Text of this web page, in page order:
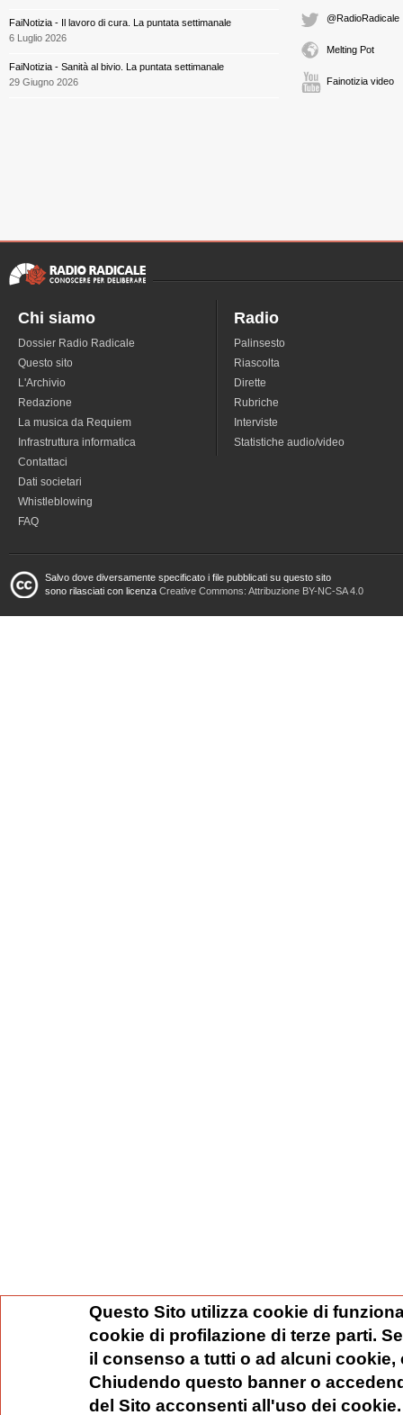
FaiNotizia - Il lavoro di cura. La puntata settimanale
6 Luglio 2026
FaiNotizia - Sanità al bivio. La puntata settimanale
29 Giugno 2026
@RadioRadicale
Melting Pot
Fainotizia video
Chi siamo
Dossier Radio Radicale
Questo sito
L'Archivio
Redazione
La musica da Requiem
Infrastruttura informatica
Contattaci
Dati societari
Whistleblowing
FAQ
Radio
Palinsesto
Riascolta
Dirette
Rubriche
Interviste
Statistiche audio/video
Salvo dove diversamente specificato i file pubblicati su questo sito
sono rilasciati con licenza Creative Commons: Attribuzione BY-NC-SA 4.0
Questo Sito utilizza cookie di
cookie di profilazione di terze parti.
il consenso a tutti o ad alcuni
Chiudendo questo banner o
del Sito acconsenti all'uso dei cookie.